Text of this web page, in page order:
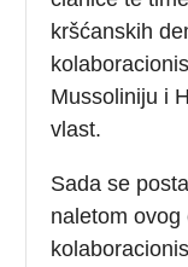
kršćanskih
Mussoliniju i
vlast.
Sada se
naletom ovog